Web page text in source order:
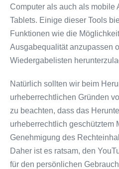
Computer als auch als mobile
Tablets. Einige dieser Tools
Funktionen wie die
Ausgabequalität anzupassen
Wiedergabelisten
Natürlich sollten wir beim
urheberrechtlichen Gründen
zu beachten, dass das
urheberrechtlich geschütztem
Genehmigung des
Daher ist es ratsam, den
für den persönlichen